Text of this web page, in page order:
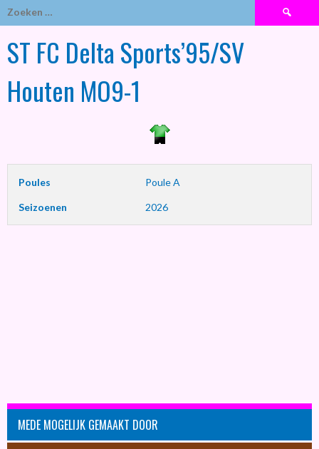
Zoeken
naar:
ST FC Delta Sports’95/SV
Houten MO9-1
Poules Poule A
Seizoenen 2026
MEDE MOGELIJK GEMAAKT DOOR